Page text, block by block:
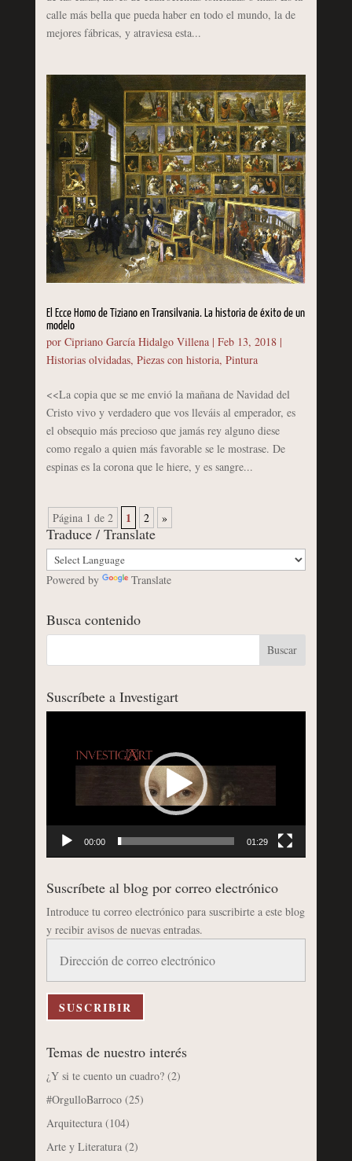
calle más bella que pueda haber en todo el mundo, la de
mejores fábricas, y atraviesa esta...
El Ecce Homo de Tiziano en Transilvania. La historia de éxito de un
modelo
por Cipriano García Hidalgo Villena| Feb 13, 2018|
Historias olvidadas, Piezas con historia, Pintura
<<La copia que se me envió la mañana de Navidad del
Cristo vivo y verdadero que vos lleváis al emperador, es
el obsequio más precioso que jamás rey alguno diese
como regalo a quien más favorable se le mostrase. De
espinas es la corona que le hiere, y es sangre...
Página 1 de 2 1 2 »
Traduce / Translate
Powered by Translate
Busca contenido
Suscríbete a Investigart
00:00 01:29
Suscríbete al blog por correo electrónico
Introduce tu correo electrónico para suscribirte a este blog
y recibir avisos de nuevas entradas.
correo
electrónico
SUSCRIBIR
Temas de nuestro interés
¿Y si te cuento un cuadro?(2)
#OrgulloBarroco(25)
Arquitectura(104)
Arte y Literatura(2)